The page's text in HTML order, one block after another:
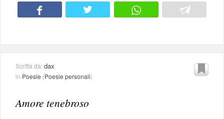
Scritta da:dax
in Poesie (Poesie personali)
Amore tenebroso